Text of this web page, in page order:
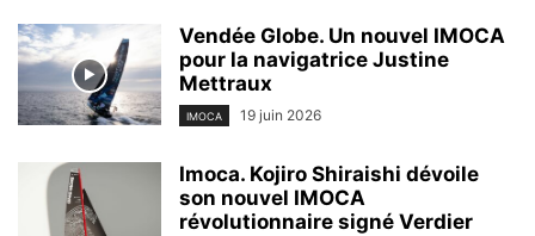
Vendée Globe. Un nouvel IMOCA
pour la navigatrice Justine
Mettraux
IMOCA 19 juin 2026
Imoca. Kojiro Shiraishi dévoile
son nouvel IMOCA
révolutionnaire signé Verdier